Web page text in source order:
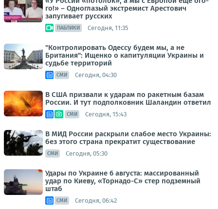
го!» – Одноглазый экстремист Арестович
запугивает русских
ПАБЛИКИ Сегодня, 11:35
"Контролировать Одессу будем мы, а не
Британия": Ищенко о капитуляции Украины и
судьбе территорий
СМИ Сегодня, 04:30
В США призвали к ударам по ракетным базам
России. И тут подполковник Шаландин ответил
СМИ Сегодня, 15:43
В МИД России раскрыли слабое место Украины:
без этого страна прекратит существование
СМИ Сегодня, 05:30
Удары по Украине 6 августа: массированный
удар по Киеву, «Торнадо-С» стер подземный
штаб
СМИ Сегодня, 06:42